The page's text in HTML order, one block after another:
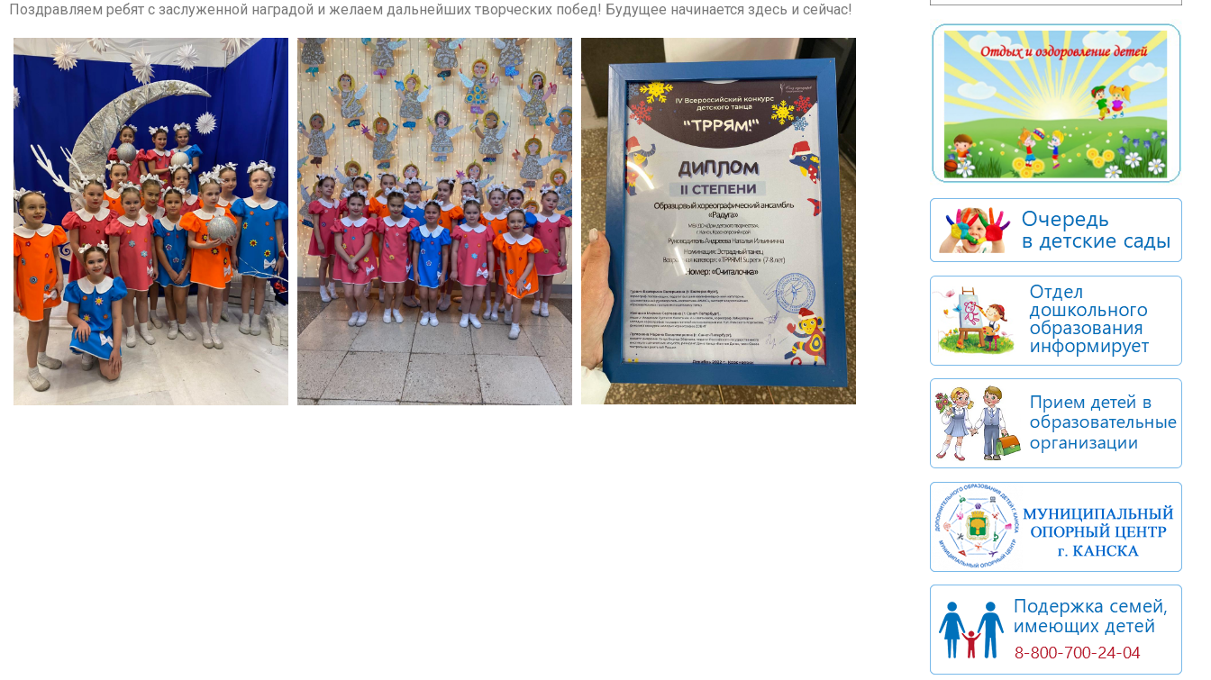
Поздравляем ребят с заслуженной наградой и желаем дальнейших творческих побед! Будущее начинается здесь и сейчас!